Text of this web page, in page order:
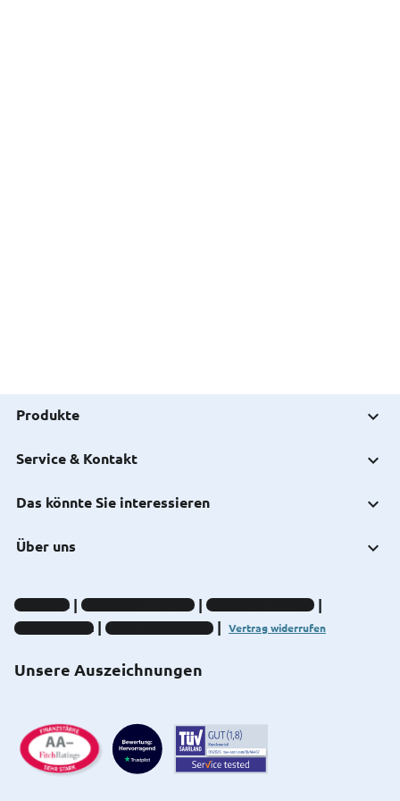
Produkte
Service & Kontakt
Das könnte Sie interessieren
Über uns
Unsere Auszeichnungen
Impressum Datenschutz-Hinweise
Compliance-Hinweise
Barrierefreiheit
Cookie-Einstellungen Vertrag widerrufen